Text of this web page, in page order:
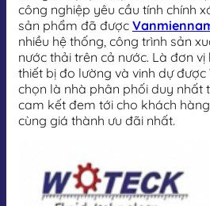
công nghiệp yêu cầu tính chính
sản phẩm đã được
nhiều hệ thống, công trình sản
nước thải trên cả nước. Là đơn
thiết bị đo lường và vinh dự
chọn là nhà phân phối duy nhất
cam kết đem tới cho khách
cùng giá thành ưu đãi nhất.